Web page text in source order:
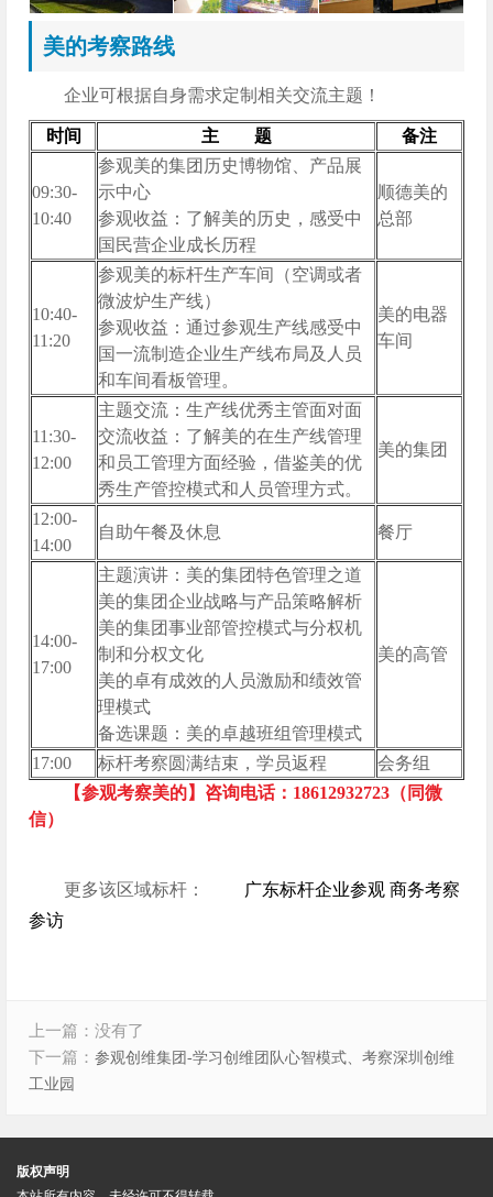
美的考察路线
企业可根据自身需求定制相关交流主题！
时间 主 题 备注
09:30-
10:40
参观美的集团历史博物馆、产品展
示中心
参观收益：了解美的历史，感受中
国民营企业成长历程
顺德美的
总部
10:40-
11:20
参观美的标杆生产车间（空调或者
微波炉生产线）
参观收益：通过参观生产线感受中
国一流制造企业生产线布局及人员
和车间看板管理。
美的电器
车间
11:30-
12:00
主题交流：生产线优秀主管面对面
交流收益：了解美的在生产线管理
和员工管理方面经验，借鉴美的优
秀生产管控模式和人员管理方式。
美的集团
12:00-
14:00
自助午餐及休息 餐厅
14:00-
17:00
主题演讲：美的集团特色管理之道
美的集团企业战略与产品策略解析
美的集团事业部管控模式与分权机
制和分权文化
美的卓有成效的人员激励和绩效管
理模式
备选课题：美的卓越班组管理模式
美的高管
17:00 标杆考察圆满结束，学员返程
会务组
【参观考察美的】咨询电话：18612932723（同微
信）
更多该区域标杆：
广东标杆企业参观 商务考察
参访
上一篇：没有了
下一篇： 参观创维集团-学习创维团队心智模式、考察深圳创维
工业园
版权声明